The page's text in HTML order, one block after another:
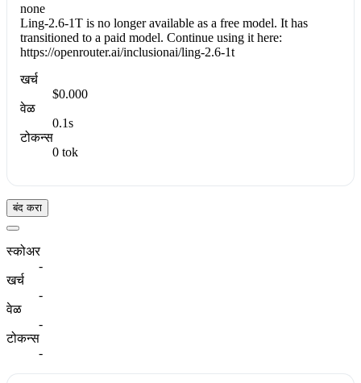
none
Ling-2.6-1T is no longer available as a free model. It has
transitioned to a paid model. Continue using it here:
https://openrouter.ai/inclusionai/ling-2.6-1t
खर्च
$0.000
वेळ
0.1s
टोकन्स
0 tok
बंद करा
स्कोअर
-
खर्च
-
वेळ
-
टोकन्स
-